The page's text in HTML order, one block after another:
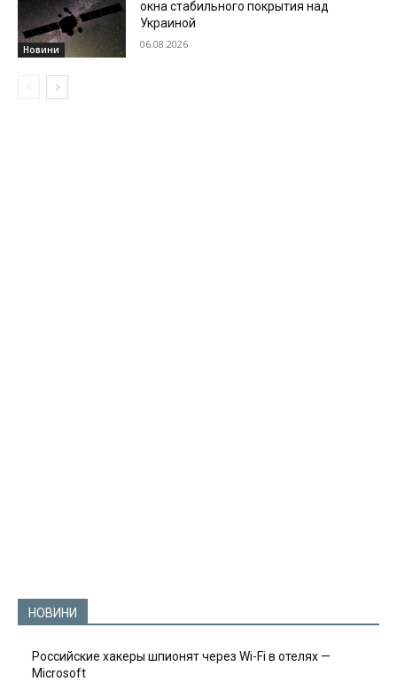
Новини
окна стабильного покрытия над
Украиной
06.08.2026
НОВИНИ
Российские хакеры шпионят через Wi-Fi в отелях —
Microsoft